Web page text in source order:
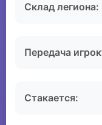
Склад легиона:
Передача
Стакается: